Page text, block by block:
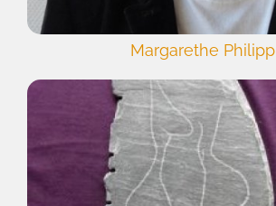
Margarethe Philipp